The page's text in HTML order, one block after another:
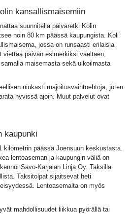
kansallismaisemiin
suunnitella päiväretki Kolin
noin 80 km päässä kaupungista. Koli
jossa on runsaasti erilaisia
päivän esimerkiksi vaeltaen,
maisemasta sekä ulkoilmasta
niukasti majoitusvaihtoehtoja, joten
hyvissä ajoin. Muut palvelut ovat
kaupunki
kilometrin päässä Joensuun keskustasta.
lentoaseman ja kaupungin väliä on
Savo-Karjalan Linja Oy. Taksilla
Taksitolpat sijaitsevat heti
Lentoasemalta on myös
mahdollisuudet liikkua pyörällä tai